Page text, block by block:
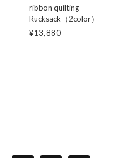
ribbon quilting
Rucksack（2color）
¥13,880